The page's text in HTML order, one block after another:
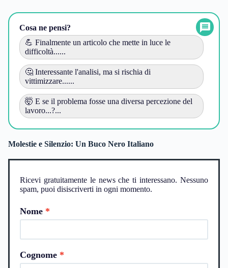
Cosa ne pensi?
💪 Finalmente un articolo che mette in luce le
difficoltà......
🤔 Interessante l'analisi, ma si rischia di
vittimizzare......
🤯 E se il problema fosse una diversa percezione del
lavoro...?...
Molestie e Silenzio: Un Buco Nero Italiano
Ricevi gratuitamente le news che ti interessano. Nessuno
spam, puoi disiscriverti in ogni momento.
Nome
Cognome